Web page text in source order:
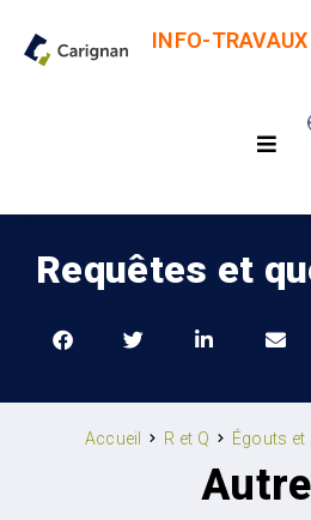
INFO-TRAVAUX
Requêtes et
Accueil R et Q Égouts et